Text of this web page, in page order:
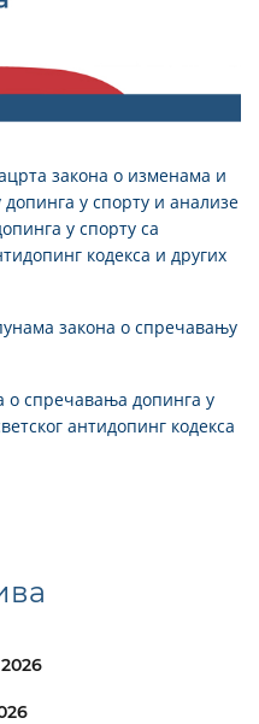
закона о изменама и
у спорту и анализе
у спорту са
кодекса и других
закона о спречавању
o спречавања допинга у
антидопинг кодекса